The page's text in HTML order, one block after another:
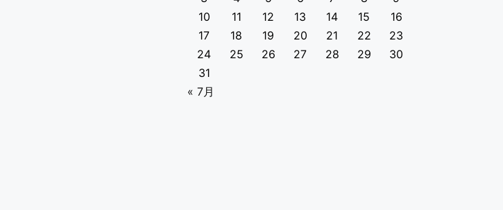
10
11 12 13 14 15
16
17
18 19 20 21 22
23
24
25 26 27 28 29
30
31
« 7月